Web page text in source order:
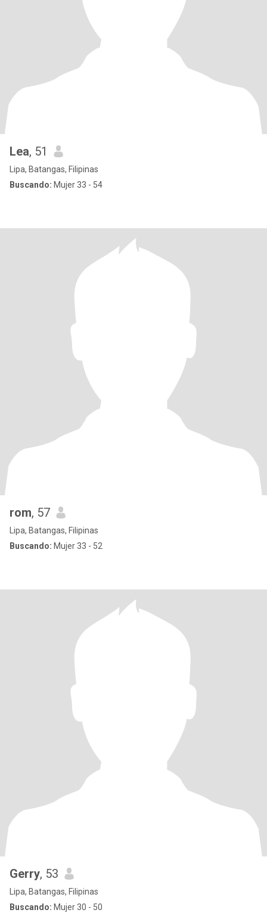
Lea, 51
Lipa, Batangas, Filipinas
Buscando: Mujer 33 - 54
rom, 57
Lipa, Batangas, Filipinas
Buscando: Mujer 33 - 52
Gerry, 53
Lipa, Batangas, Filipinas
Buscando: Mujer 30 - 50